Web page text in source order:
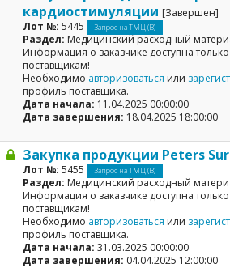
кардиостимуляции [Завершен]
Лот №: 5445 Запрос на ТМЦ (В)
Раздел: Медицинский расходный
Информация о заказчике доступна
поставщикам!
Необходимо авторизоваться или
профиль поставщика.
Дата начала: 11.04.2025 00:00:00
Дата завершения: 18.04.2025 18:00:00
Закупка продукции Peters
Лот №: 5455 Запрос на ТМЦ (В)
Раздел: Медицинский расходный
Информация о заказчике доступна
поставщикам!
Необходимо авторизоваться или
профиль поставщика.
Дата начала: 31.03.2025 00:00:00
Дата завершения: 04.04.2025 12:00:00